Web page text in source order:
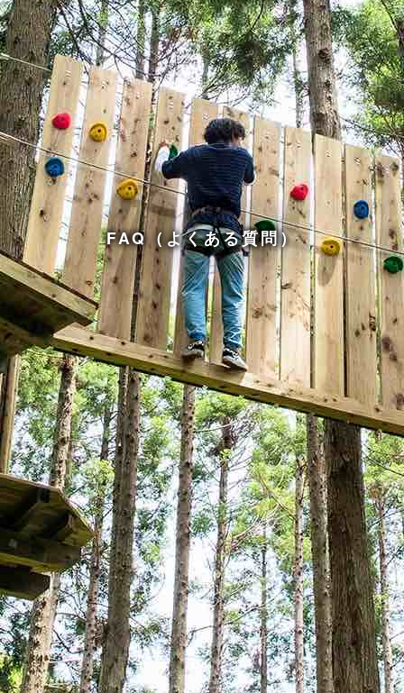
FAQ（よくある質問）